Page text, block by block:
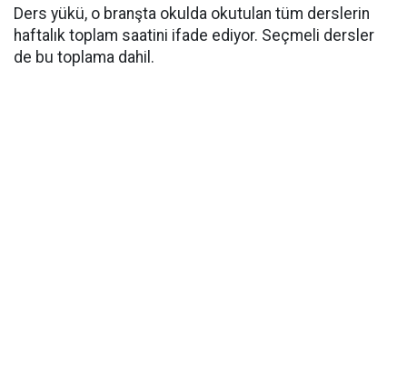
Ders yükü, o branşta okulda okutulan tüm derslerin
haftalık toplam saatini ifade ediyor. Seçmeli dersler
de bu toplama dahil.